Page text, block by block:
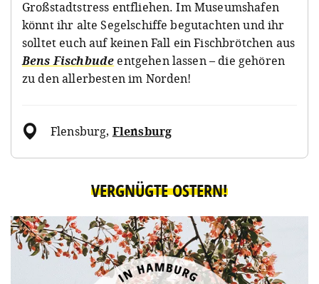
Großstadtstress entfliehen. Im Museumshafen
könnt ihr alte Segelschiffe begutachten und ihr
solltet euch auf keinen Fall ein Fischbrötchen aus
Bens Fischbude entgehen lassen – die gehören
zu den allerbesten im Norden!
Flensburg, Flensburg
VERGNÜGTE OSTERN!